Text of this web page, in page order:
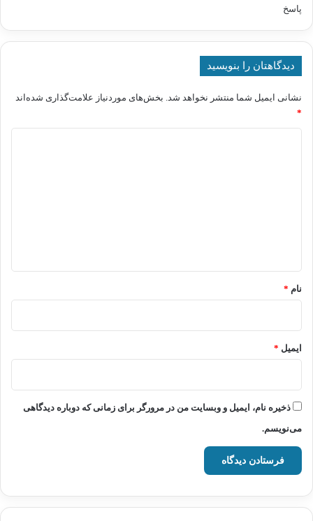
پاسخ
دیدگاهتان را بنویسید
نشانی ایمیل شما منتشر نخواهد شد. بخش‌های موردنیاز علامت‌گذاری شده‌اند
*
نام *
ایمیل *
ذخیره نام، ایمیل و وبسایت من در مرورگر برای زمانی که دوباره دیدگاهی
می‌نویسم.